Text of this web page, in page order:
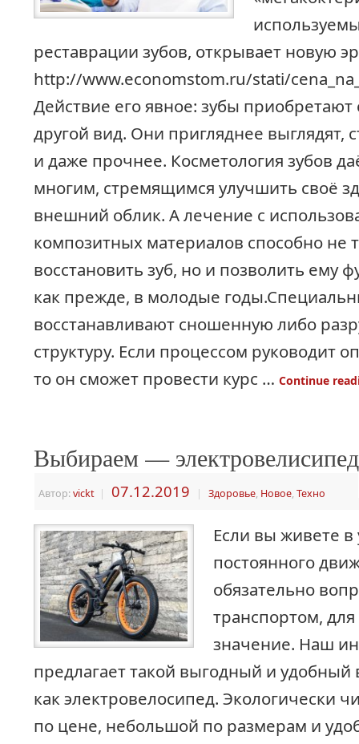
реставрации зубов, открывает новую
http://www.economstom.ru/stati/
Действие его явное: зубы
другой вид. Они пригляднее выглядят,
и даже прочнее. Косметология зубов
многим, стремящимся улучшить своё
внешний облик. А лечение с
композитных материалов способно не
восстановить зуб, но и позволить ему
как прежде, в молодые
восстанавливают сношенную либо
структуру. Если процессом руководит
то он сможет провести курс … Continue
Выбираем — электровелисипед
Автор:vickt | 07.12.2019 | Здоровье, Новое, Техно
Если вы живете в
постоянного
обязательно
транспортом,
значение. Наш
предлагает такой выгодный и удобный
как электровелосипед. Экологически
по цене, небольшой по размерам и